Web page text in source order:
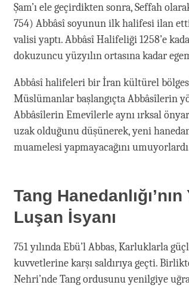
Şam’ı ele geçirdikten sonra, Seffah
754) Abbâsî soyunun ilk halifesi ilan
valisi yaptı. Abbâsî Halifeliği 1258’e
dokuzuncu yüzyılın ortasına kadar
Abbâsî halifeleri bir İran kültürel
Müslümanlar başlangıçta Abbâsîlerin
Abbâsîlerin Emevîlerle aynı ırksal
uzak olduğunu düşünerek, yeni
muamelesi yapmayacağını
Tang
Luşan İsyanı
751 yılında Ebü’l Abbas, Karluklarla
kuvvetlerine karşı saldırıya geçti.
Nehri’nde Tang ordusunu yenilgiye